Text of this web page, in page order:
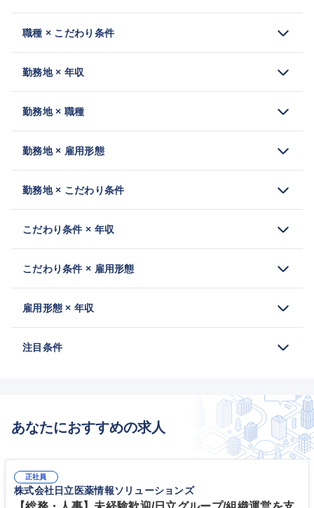
職種 × こだわり条件
勤務地 × 年収
勤務地 × 職種
勤務地 × 雇用形態
勤務地 × こだわり条件
こだわり条件 × 年収
こだわり条件 × 雇用形態
雇用形態 × 年収
注目条件
あなたにおすすめの求人
正社員
株式会社日立医薬情報ソリューションズ